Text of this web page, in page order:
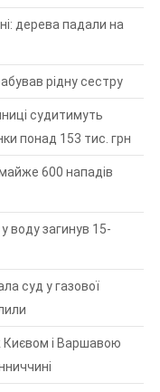
дерева падали на
рідну сестру
судитимуть
понад 153 тис. грн
600 нападів
воду загинув 15-
суд у газової
Києвом і Варшавою